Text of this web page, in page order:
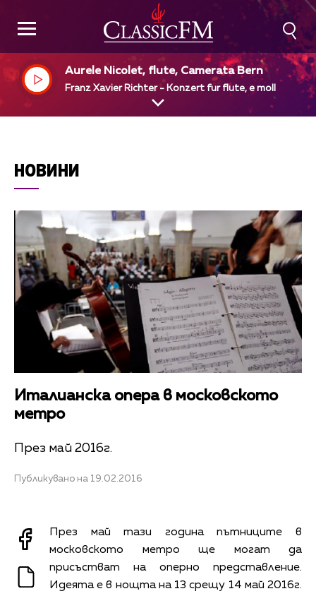
Aurele Nicolet, flute, Camerata Bern
Franz Xavier Richter - Konzert fur flute, e moll
НОВИНИ
Италианска опера в московското
метро
През май 2016г.
Публикувано на 19.02.2016
През май тази година пътниците в
московското метро ще могат да
присъстват на оперно представление.
Идеята е в нощта на 13 срещу 14 май 2016г.